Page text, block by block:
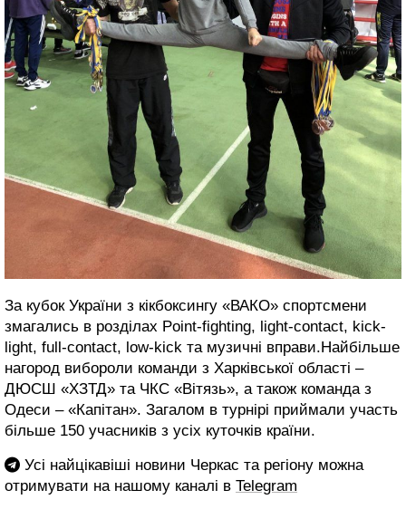
За кубок України з кікбоксингу «ВАКО» спортсмени
змагались в розділах Point-fighting, light-contact, kick-
light, full-contact, low-kick та музичні вправи.Найбільше
нагород вибороли команди з Харківської області –
ДЮСШ «ХЗТД» та ЧКС «Вітязь», а також команда з
Одеси – «Капітан». Загалом в турнірі приймали участь
більше 150 учасників з усіх куточків країни.
Усі найцікавіші новини Черкас та регіону можна
отримувати на нашому каналі в Telegram